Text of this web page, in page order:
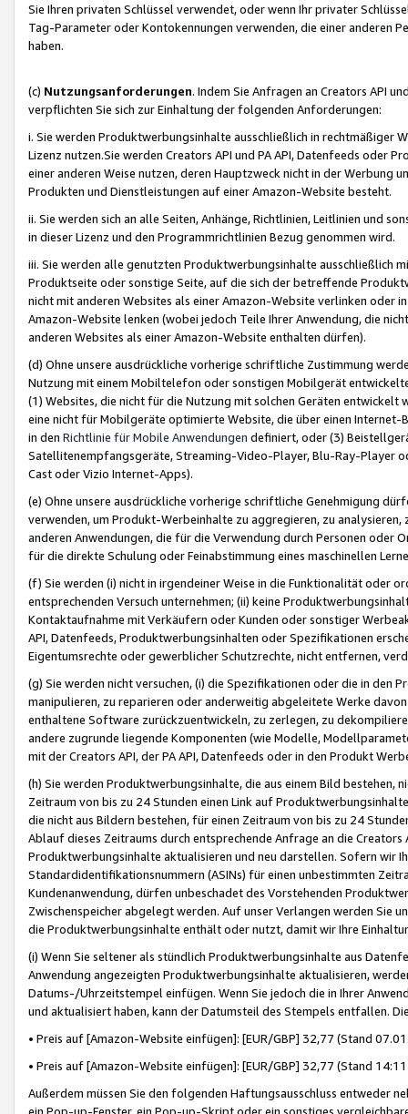
Sie Ihren privaten Schlüssel verwendet, oder wenn Ihr privater
Tag-Parameter oder Kontokennungen verwenden, die einer anderen
haben.
(c) Nutzungsanforderungen. Indem Sie Anfragen an Creators API
verpflichten Sie sich zur Einhaltung der folgenden Anforderungen:
i. Sie werden Produktwerbungsinhalte ausschließlich in rechtmäßiger
Lizenz nutzen.Sie werden Creators API und PA API, Datenfeeds oder
einer anderen Weise nutzen, deren Hauptzweck nicht in der Werbung
Produkten und Dienstleistungen auf einer Amazon-Website besteht.
ii. Sie werden sich an alle Seiten, Anhänge, Richtlinien, Leitlinien und
in dieser Lizenz und den Programmrichtlinien Bezug genommen wird.
iii. Sie werden alle genutzten Produktwerbungsinhalte ausschließlich
Produktseite oder sonstige Seite, auf die sich der betreffende
nicht mit anderen Websites als einer Amazon-Website verlinken oder
Amazon-Website lenken (wobei jedoch Teile Ihrer Anwendung, die
anderen Websites als einer Amazon-Website enthalten dürfen).
(d) Ohne unsere ausdrückliche vorherige schriftliche Zustimmung
Nutzung mit einem Mobiltelefon oder sonstigen Mobilgerät
(1) Websites, die nicht für die Nutzung mit solchen Geräten
eine nicht für Mobilgeräte optimierte Website, die über einen
in den Richtlinie für Mobile Anwendungen definiert, oder (3)
Satellitenempfangsgeräte, Streaming-Video-Player, Blu-Ray-Player
Cast oder Vizio Internet-Apps).
(e) Ohne unsere ausdrückliche vorherige schriftliche Genehmigung
verwenden, um Produkt-Werbeinhalte zu aggregieren, zu
anderen Anwendungen, die für die Verwendung durch Personen
für die direkte Schulung oder Feinabstimmung eines maschinellen
(f) Sie werden (i) nicht in irgendeiner Weise in die Funktionalität oder
entsprechenden Versuch unternehmen; (ii) keine
Kontaktaufnahme mit Verkäufern oder Kunden oder sonstiger
API, Datenfeeds, Produktwerbungsinhalten oder Spezifikationen
Eigentumsrechte oder gewerblicher Schutzrechte, nicht entfernen,
(g) Sie werden nicht versuchen, (i) die Spezifikationen oder die in
manipulieren, zu reparieren oder anderweitig abgeleitete Werke
enthaltene Software zurückzuentwickeln, zu zerlegen, zu
andere zugrunde liegende Komponenten (wie Modelle,
mit der Creators API, der PA API, Datenfeeds oder in den Produkt
(h) Sie werden Produktwerbungsinhalte, die aus einem Bild bestehen,
Zeitraum von bis zu 24 Stunden einen Link auf
die nicht aus Bildern bestehen, für einen Zeitraum von bis zu 24
Ablauf dieses Zeitraums durch entsprechende Anfrage an die
Produktwerbungsinhalte aktualisieren und neu darstellen. Sofern wir
Standardidentifikationsnummern (ASINs) für einen unbestimmten
Kundenanwendung, dürfen unbeschadet des Vorstehenden
Zwischenspeicher abgelegt werden. Auf unser Verlangen werden Sie
die Produktwerbungsinhalte enthält oder nutzt, damit wir Ihre
(i) Wenn Sie seltener als stündlich Produktwerbungsinhalte aus
Anwendung angezeigten Produktwerbungsinhalte aktualisieren,
Datums-/Uhrzeitstempel einfügen. Wenn Sie jedoch die in Ihrer
und aktualisiert haben, kann der Datumsteil des Stempels entfallen.
• Preis auf [Amazon-Website einfügen]: [EUR/GBP] 32,77 (Stand
• Preis auf [Amazon-Website einfügen]: [EUR/GBP] 32,77 (Stand
Außerdem müssen Sie den folgenden Haftungsausschluss entweder
ein Pop-up-Fenster, ein Pop-up-Skript oder ein sonstiges